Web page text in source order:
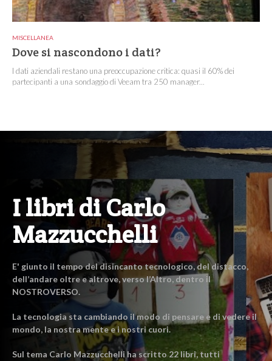
MISCELLANEA
Dove si nascondono i dati?
I dati aziendali restano una preoccupazione critica: quasi il 60% dei
partecipanti a una sondaggio di Veeam tra 250 manager...
I libri di Carlo
Mazzucchelli
E' giunto il tempo del disincanto tecnologico, del distacco,
dell’andare oltre e altrove, verso l’Altro, dentro il
NOSTROVERSO.
La tecnologia sta cambiando il modo di pensare e di vedere il
mondo, la nostra mente e i nostri cuori.
Sul tema Carlo Mazzucchelli ha scritto 22 libri, tutti